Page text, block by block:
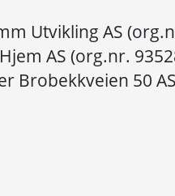
Utvikling AS
AS (org.nr.
Brobekkveien 50